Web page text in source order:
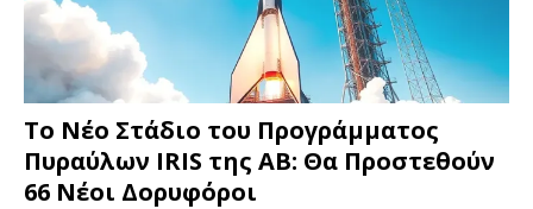
Το Νέο Στάδιο του Προγράμματος
Πυραύλων IRIS της AB: Θα Προστεθούν
66 Νέοι Δορυφόροι